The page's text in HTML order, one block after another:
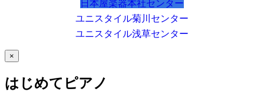
日本屋楽器本社センター
ユニスタイル菊川センター
ユニスタイル浅草センター
×
はじめてピアノ